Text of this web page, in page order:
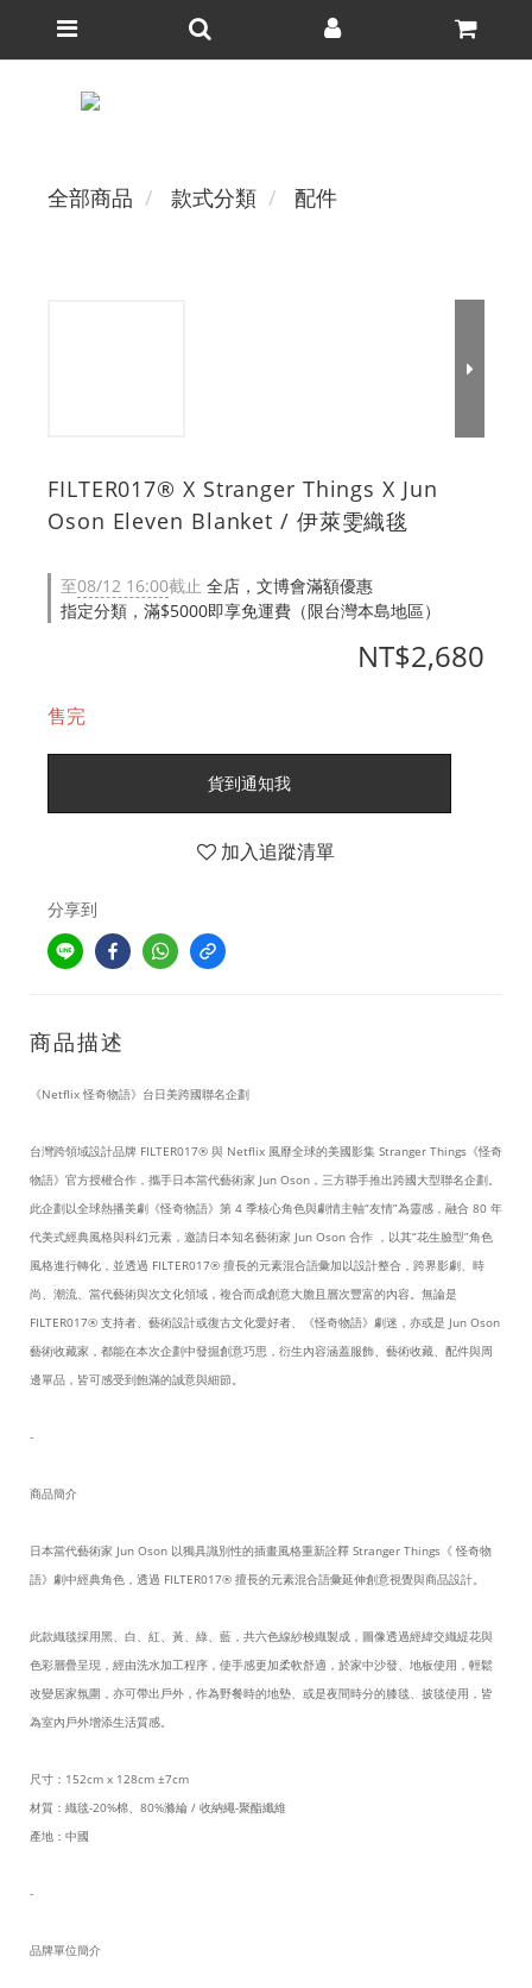
全部商品 款式分類 配件
FILTER017® X Stranger Things X Jun
Oson Eleven Blanket / 伊萊雯織毯
至08/12 16:00截止 全店，文博會滿額優惠
指定分類，滿$5000即享免運費（限台灣本島地區）
NT$2,680
售完
貨到通知我
加入追蹤清單
分享到
商品描述
《Netflix 怪奇物語》台日美跨國聯名企劃
台灣跨領域設計品牌 FILTER017® 與 Netflix 風靡全球的美國影集 Stranger Things《怪奇
物語》官方授權合作，攜手日本當代藝術家 Jun Oson，三方聯手推出跨國大型聯名企劃。
此企劃以全球熱播美劇《怪奇物語》第 4 季核心角色與劇情主軸“友情”為靈感，融合 80 年
代美式經典風格與科幻元素，邀請日本知名藝術家 Jun Oson 合作 ，以其“花生臉型”角色
風格進行轉化，並透過 FILTER017® 擅長的元素混合語彙加以設計整合，跨界影劇、時
尚、潮流、當代藝術與次文化領域，複合而成創意大膽且層次豐富的內容。無論是
FILTER017® 支持者、藝術設計或復古文化愛好者、《怪奇物語》劇迷，亦或是 Jun Oson
藝術收藏家，都能在本次企劃中發掘創意巧思，衍生內容涵蓋服飾、藝術收藏、配件與周
邊單品，皆可感受到飽滿的誠意與細節。
-
商品簡介
日本當代藝術家 Jun Oson 以獨具識別性的插畫風格重新詮釋 Stranger Things《 怪奇物
語》劇中經典角色，透過 FILTER017® 擅長的元素混合語彙延伸創意視覺與商品設計。
此款織毯採用黑、白、紅、黃、綠、藍，共六色線紗梭織製成，圖像透過經緯交織緹花與
色彩層疊呈現，經由洗水加工程序，使手感更加柔軟舒適，於家中沙發、地板使用，輕鬆
改變居家氛圍，亦可帶出戶外，作為野餐時的地墊、或是夜間時分的膝毯、披毯使用，皆
為室內戶外增添生活質感。
尺寸：152cm x 128cm ±7cm
材質：織毯-20%棉、80%滌綸 / 收納繩-聚酯纖維
產地：中國
-
品牌單位簡介